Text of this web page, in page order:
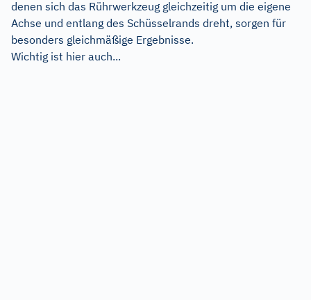
denen sich das Rührwerkzeug gleichzeitig um die eigene
Achse und entlang des Schüsselrands dreht, sorgen für
besonders gleichmäßige Ergebnisse.
Wichtig ist hier auch...